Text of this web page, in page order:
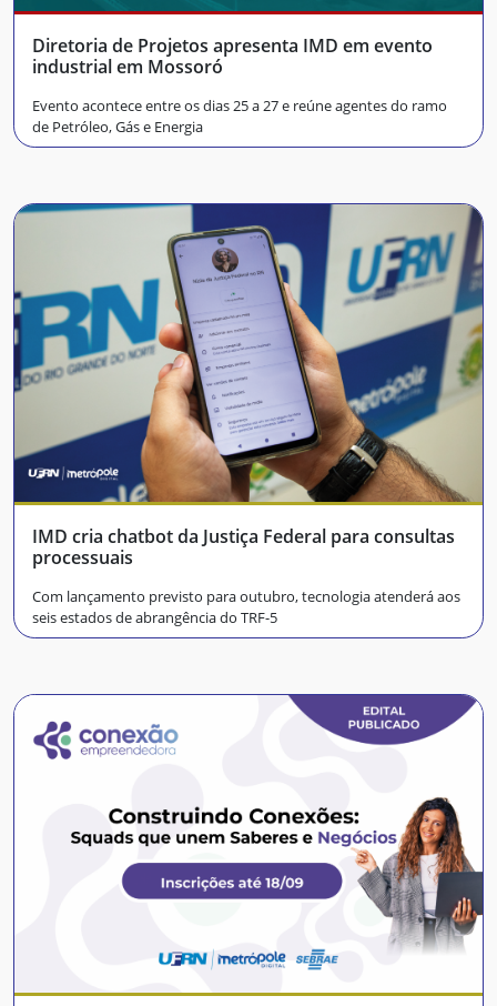
Diretoria de Projetos apresenta IMD em evento
industrial em Mossoró
Evento acontece entre os dias 25 a 27 e reúne agentes do ramo
de Petróleo, Gás e Energia
IMD cria chatbot da Justiça Federal para consultas
processuais
Com lançamento previsto para outubro, tecnologia atenderá aos
seis estados de abrangência do TRF-5